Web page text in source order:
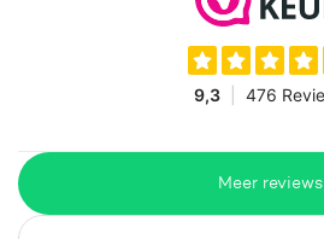
Meer reviews